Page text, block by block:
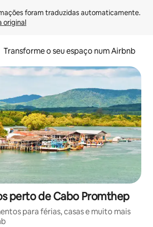
original
Transforme o seu espaço num Airbnb
perto de Cabo Promthep
para férias, casas e muito mais